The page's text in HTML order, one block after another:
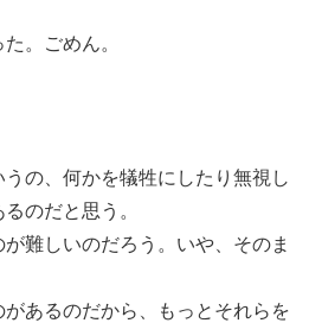
。ごめん。
うの、何かを犠牲にしたり無視し
のだと思う。
難しいのだろう。いや、そのま
あるのだから、もっとそれらを